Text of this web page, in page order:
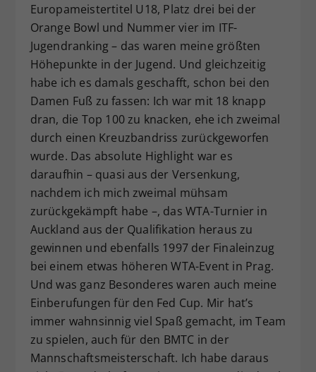
Europameistertitel U18, Platz drei bei der
Orange Bowl und Nummer vier im ITF-
Jugendranking – das waren meine größten
Höhepunkte in der Jugend. Und gleichzeitig
habe ich es damals geschafft, schon bei den
Damen Fuß zu fassen: Ich war mit 18 knapp
dran, die Top 100 zu knacken, ehe ich zweimal
durch einen Kreuzbandriss zurückgeworfen
wurde. Das absolute Highlight war es
daraufhin – quasi aus der Versenkung,
nachdem ich mich zweimal mühsam
zurückgekämpft habe –, das WTA-Turnier in
Auckland aus der Qualifikation heraus zu
gewinnen und ebenfalls 1997 der Finaleinzug
bei einem etwas höheren WTA-Event in Prag.
Und was ganz Besonderes waren auch meine
Einberufungen für den Fed Cup. Mir hat’s
immer wahnsinnig viel Spaß gemacht, im Team
zu spielen, auch für den BMTC in der
Mannschaftsmeisterschaft. Ich habe daraus